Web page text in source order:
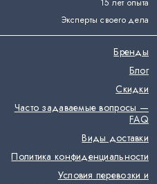
15 лет опыта
Эксперты своего дела
Бренды
Блог
Скидки
Часто задаваемые вопросы —
FAQ
Виды доставки
Политика конфиденциальности
Условия перевозки и